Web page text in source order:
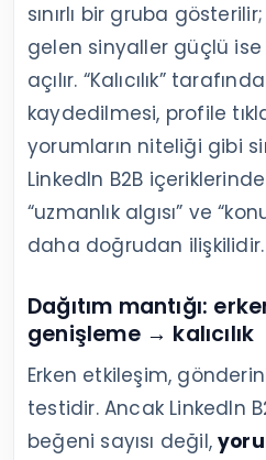
sınırlı bir gruba
gelen sinyaller güçlü
açılır. “Kalıcılık”
kaydedilmesi, profile
yorumların niteliği gibi
LinkedIn B2B
“uzmanlık algısı” ve
daha doğrudan ilişkilidir.
Dağıtım mantığı:
genişleme → kalıcılık
Erken etkileşim,
testidir. Ancak LinkedIn
beğeni sayısı değil,